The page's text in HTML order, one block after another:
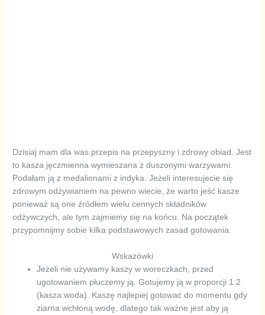
Dzisiaj mam dla was przepis na przepyszny i zdrowy obiad. Jest
to kasza jęczmienna wymieszana z duszonymi warzywami.
Podałam ją z medalionami z indyka. Jeżeli interesujecie się
zdrowym odżywianiem na pewno wiecie, że warto jeść kasze
ponieważ są one źródłem wielu cennych składników
odżywczych, ale tym zajmiemy się na końcu. Na początek
przypomnijmy sobie kilka podstawowych zasad gotowania.
Wskazówki
Jeżeli nie używamy kaszy w woreczkach, przed
ugotowaniem płuczemy ją. Gotujemy ją w proporcji 1:2
(kasza:woda). Kaszę najlepiej gotować do momentu gdy
ziarna wchłoną wodę, dlatego tak ważne jest aby ją